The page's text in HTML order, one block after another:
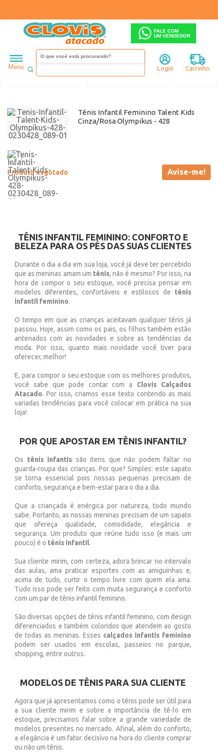
FALE COM
UM VENDEDOR
Menu Login Carrinho
Infantil Menina Tênis Olympikus
Ordenar Filtrar
Tênis Infantil Feminino Talent Kids
Cinza/Rosa Olympikus - 428
Produto esgotado Avise-me!
TÊNIS INFANTIL FEMININO: CONFORTO E
BELEZA PARA OS PÉS DAS SUAS CLIENTES
Durante o dia a dia em sua loja, você já deve ter percebido
que as meninas amam um tênis, não é mesmo? Por isso, na
hora de compor o seu estoque, você precisa pensar em
modelos diferentes, confortáveis e estilosos de tênis
infantil feminino.
O tempo em que as crianças aceitavam qualquer tênis já
passou. Hoje, assim como os pais, os filhos também estão
antenados com as novidades e sobre as tendências da
moda. Por isso, quanto mais novidade você tiver para
oferecer, melhor!
E, para compor o seu estoque com os melhores produtos,
você sabe que pode contar com a Clovis Calçados
Atacado. Por isso, criamos esse texto contendo as mais
variadas tendências para você colocar em prática na sua
loja!
POR QUE APOSTAR EM TÊNIS INFANTIL?
Os tênis infantis são itens que não podem faltar no
guarda-roupa das crianças. Por que? Simples: este sapato
se torna essencial pois nossas pequenas precisam de
conforto, segurança e bem-estar para o dia a dia.
Que a criançada é enérgica por natureza, todo mundo
sabe. Portanto, as nossas meninas precisam de um sapato
que ofereça qualidade, comodidade, elegância e
segurança. Um produto que reúne tudo isso (e mais um
pouco) é o tênis infantil.
Sua cliente mirim, com certeza, adora brincar no intervalo
das aulas, ama praticar esportes com as amiguinhas e,
acima de tudo, curtir o tempo livre com quem ela ama.
Tudo isso pode ser feito com muita segurança e conforto
com um par de tênis infantil feminino.
São diversas opções de tênis infantil feminino, com design
diferenciados e também coloridos que atendem ao gosto
de todas as meninas. Esses calçados infantis feminino
podem ser usados em escolas, passeios no parque,
shopping, entre outros.
MODELOS DE TÊNIS PARA SUA CLIENTE
Agora que já apresentamos como o tênis pode ser útil para
a sua cliente mirim e sobre a importância de tê-lo em
estoque, precisamos falar sobre a grande variedade de
modelos presentes no mercado. Afinal, além do conforto,
a elegância é um fator decisivo na hora do cliente comprar
ou não um tênis.